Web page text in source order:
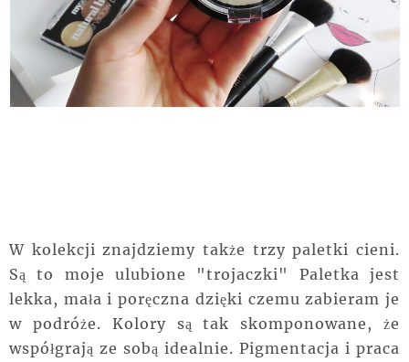
W kolekcji znajdziemy także trzy paletki cieni.
Są to moje ulubione "trojaczki" Paletka jest
lekka, mała i poręczna dzięki czemu zabieram je
w podróże. Kolory są tak skomponowane, że
współgrają ze sobą idealnie. Pigmentacja i praca